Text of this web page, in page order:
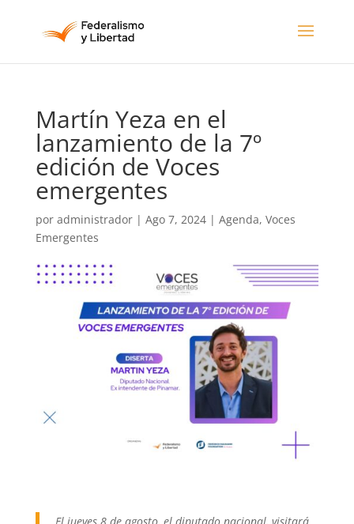
Martín Yeza en el
lanzamiento de la 7º
edición de Voces
emergentes
por administrador| Ago 7, 2024| Agenda, Voces
Emergentes